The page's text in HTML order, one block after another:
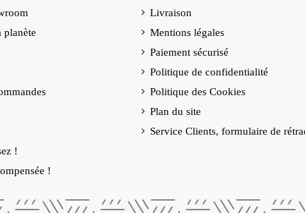
planète
!
!
Livraison
Mentions légales
Paiement sécurisé
Politique de confidentialité
Politique des Cookies
Plan du site
Service Clients, formulaire de